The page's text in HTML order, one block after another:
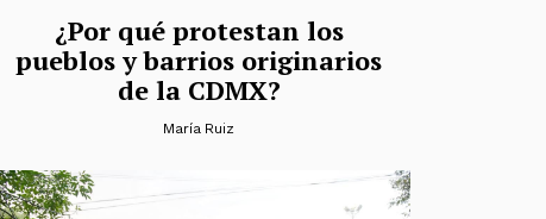
¿Por qué protestan los
pueblos y barrios originarios
de la CDMX?
María Ruiz